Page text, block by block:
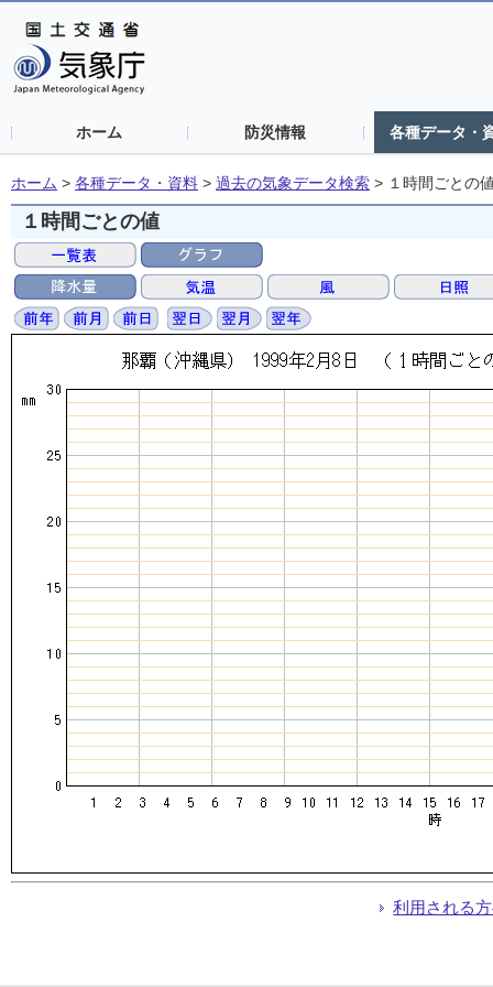
ホーム 防災情報 各種データ・
ホーム > 各種データ・資料 > 過去の気象データ検索 > １時間ごとの
１時間ごとの値
利用される